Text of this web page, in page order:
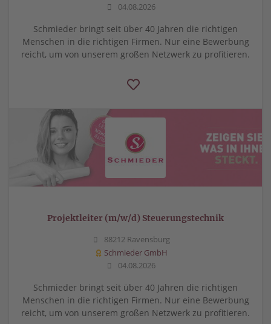
04.08.2026
Schmieder bringt seit über 40 Jahren die richtigen
Menschen in die richtigen Firmen. Nur eine Bewerbung
reicht, um von unserem großen Netzwerk zu profitieren.
Projektleiter (m/w/d) Steuerungstechnik
88212 Ravensburg
Schmieder GmbH
04.08.2026
Schmieder bringt seit über 40 Jahren die richtigen
Menschen in die richtigen Firmen. Nur eine Bewerbung
reicht, um von unserem großen Netzwerk zu profitieren.